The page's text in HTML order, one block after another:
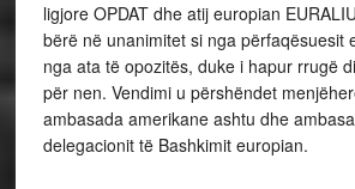
ligjore OPDAT dhe atij europian
bërë në unanimitet si nga përfaqësuesit
nga ata të opozitës, duke i hapur rrugë
për nen. Vendimi u përshëndet
ambasada amerikane ashtu dhe
delegacionit të Bashkimit europian.